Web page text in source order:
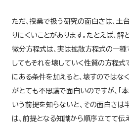
ただ、授業で扱う研究の面白さは、土
りにくいことがあります。たとえば、
微分方程式は、実は拡散方程式の一種
してもそれを壊していく性質の方程式
にある条件を加えると、壊すのではな
がとても不思議で面白いのですが、「
いう前提を知らないと、その面白さは
は、前提となる知識から順序立てて伝